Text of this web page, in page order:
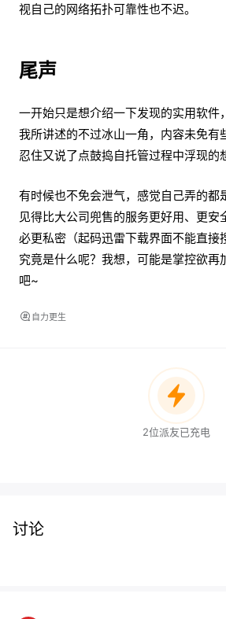
视自己的网络拓扑可靠性也不迟。
尾声
一开始只是想介绍一下发现的实用软件
我所讲述的不过冰山一角，内容未免有
忍住又说了点鼓捣自托管过程中浮现的
有时候也不免会泄气，感觉自己弄的都
见得比大公司兜售的服务更好用、更安
必更私密（起码迅雷下载界面不能直接
究竟是什么呢？我想，可能是掌控欲再
吧~
自力更生
2位派友已充电
讨论